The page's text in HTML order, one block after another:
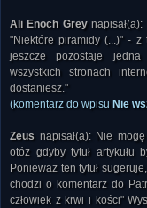
Ali Enoch Greynapisał(a):
"Niektóre piramidy (...)" -
jeszcze pozostaje
wszystkich stronach
dostaniesz."
(komentarz do wpisu Nie
Zeus napisał(a): Nie
otóż gdyby tytuł artykułu
Ponieważ ten tytuł
chodzi o komentarz do
człowiek z krwi i kości"